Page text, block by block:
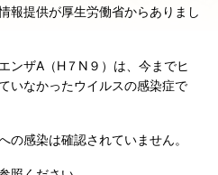
報提供が厚生労働省からありまし
ンザA（H７N９）は、今までヒ
いなかったウイルスの感染症で
感染は確認されていません。